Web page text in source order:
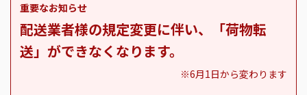
重要なお知らせ
配送業者様の規定変更に伴い、「荷物転
送」ができなくなります。
※6月1日から変わります